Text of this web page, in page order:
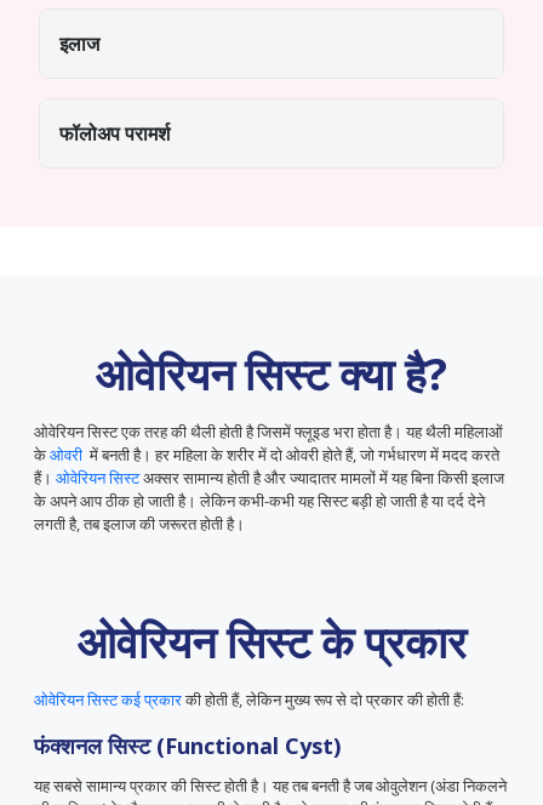
इलाज
फॉलोअप परामर्श
ओवेरियन सिस्ट क्या है?
ओवेरियन सिस्ट एक तरह की थैली होती है जिसमें फ्लूइड भरा होता है। यह थैली महिलाओं
केओवरी में बनती है। हर महिला के शरीर में दो ओवरी होते हैं, जो गर्भधारण में मदद करते
हैं। ओवेरियन सिस्टअक्सर सामान्य होती है और ज्यादातर मामलों में यह बिना किसी इलाज
के अपने आप ठीक हो जाती है। लेकिन कभी-कभी यह सिस्ट बड़ी हो जाती है या दर्द देने
लगती है, तब इलाज की जरूरत होती है।
ओवेरियन सिस्ट के प्रकार
ओवेरियन सिस्ट कई प्रकारकी होती हैं, लेकिन मुख्य रूप से दो प्रकार की होती हैं:
फंक्शनल सिस्ट (Functional Cyst)
यह सबसे सामान्य प्रकार की सिस्ट होती है। यह तब बनती है जब ओवुलेशन (अंडा निकलने